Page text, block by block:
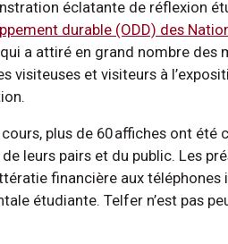
éclatante de réflexion
durable (ODD) des
a attiré en grand nombre
visiteuses et visiteurs à
plus de 60 affiches ont
leurs pairs et du public. Les
financière aux
étudiante. Telfer n’est pas